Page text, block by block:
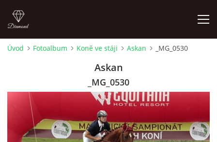
KONTAKT
Úvod Fotoalbum Koně ve stáji Askan _MG_0530
Askan
_MG_0530